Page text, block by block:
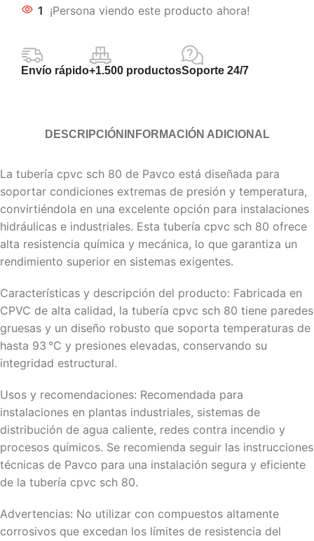
1 ¡Persona viendo este producto ahora!
Envío rápido+1.500 productosSoporte 24/7
DESCRIPCIÓN INFORMACIÓN ADICIONAL
La tubería cpvc sch 80 de Pavco está diseñada para
soportar condiciones extremas de presión y temperatura,
convirtiéndola en una excelente opción para instalaciones
hidráulicas e industriales. Esta tubería cpvc sch 80 ofrece
alta resistencia química y mecánica, lo que garantiza un
rendimiento superior en sistemas exigentes.
Características y descripción del producto: Fabricada en
CPVC de alta calidad, la tubería cpvc sch 80 tiene paredes
gruesas y un diseño robusto que soporta temperaturas de
hasta 93 °C y presiones elevadas, conservando su
integridad estructural.
Usos y recomendaciones: Recomendada para
instalaciones en plantas industriales, sistemas de
distribución de agua caliente, redes contra incendio y
procesos químicos. Se recomienda seguir las instrucciones
técnicas de Pavco para una instalación segura y eficiente
de la tubería cpvc sch 80.
Advertencias: No utilizar con compuestos altamente
corrosivos que excedan los límites de resistencia del